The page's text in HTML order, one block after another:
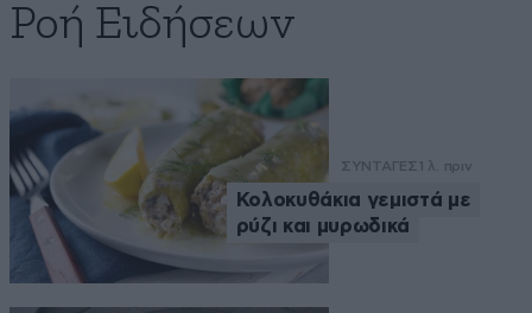
Ροή Ειδήσεων
ΣΥΝΤΑΓΕΣ 1 λ. πριν
Κολοκυθάκια γεμιστά με
ρύζι και μυρωδικά